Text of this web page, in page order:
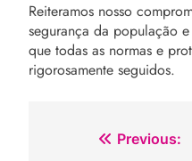
Reiteramos nosso
segurança da população
que todas as normas e
rigorosamente seguidos.
Navegação
Previous: